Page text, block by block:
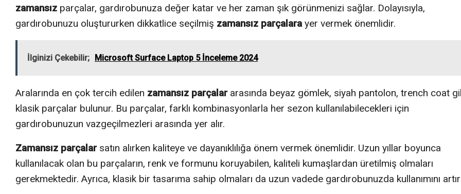
zamansız parçalar, gardırobunuza değer katar ve her zaman şık görünmenizi sağlar. Dolayısıyla,
gardırobunuzu oluştururken dikkatlice seçilmiş zamansız parçalarayer vermek önemlidir.
İlginizi Çekebilir; Microsoft Surface Laptop 5 İnceleme 2024
Aralarında en çok tercih edilen zamansız parçalararasında beyaz gömlek, siyah pantolon, trench coat
klasik parçalar bulunur. Bu parçalar, farklı kombinasyonlarla her sezon kullanılabilecekleri için
gardırobunuzun vazgeçilmezleri arasında yer alır.
Zamansız parçalarsatın alırken kaliteye ve dayanıklılığa önem vermek önemlidir. Uzun yıllar boyunca
kullanılacak olan bu parçaların, renk ve formunu koruyabilen, kaliteli kumaşlardan üretilmiş olmaları
gerekmektedir. Ayrıca, klasik bir tasarıma sahip olmaları da uzun vadede gardırobunuzda kullanımını